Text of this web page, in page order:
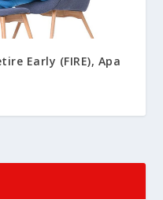
Early (FIRE), Apa